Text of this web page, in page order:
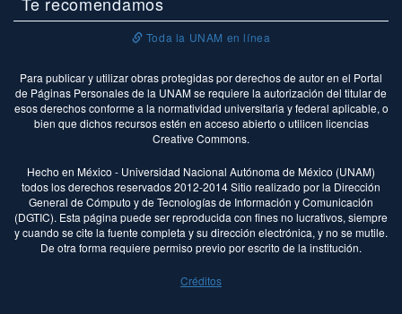
Toda la UNAM en línea
Para publicar y utilizar obras protegidas por derechos de autor en el Portal
de Páginas Personales de la UNAM se requiere la autorización del titular de
esos derechos conforme a la normatividad universitaria y federal aplicable, o
bien que dichos recursos estén en acceso abierto o utilicen licencias
Creative Commons.
Hecho en México - Universidad Nacional Autónoma de México (UNAM)
todos los derechos reservados 2012-2014 Sitio realizado por la Dirección
General de Cómputo y de Tecnologías de Información y Comunicación
(DGTIC). Esta página puede ser reproducida con fines no lucrativos, siempre
y cuando se cite la fuente completa y su dirección electrónica, y no se mutile.
De otra forma requiere permiso previo por escrito de la institución.
Créditos